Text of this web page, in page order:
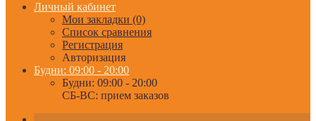
Личный кабинет
Мои закладки (0)
Список сравнения
Регистрация
Авторизация
Будни: 09:00 - 20:00
Будни: 09:00 - 20:00
СБ-ВС: прием заказов